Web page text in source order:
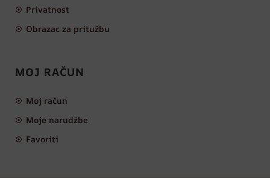
Privatnost
Obrazac za pritužbu
MOJ RAČUN
Moj račun
Moje narudžbe
Favoriti